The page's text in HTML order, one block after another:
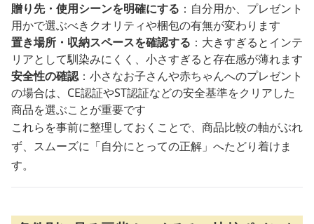
贈り先・使用シーンを明確にする ：自分用か、プレゼント
用かで選ぶべきクオリティや梱包の有無が変わります
置き場所・収納スペースを確認する ：大きすぎるとインテ
リアとして馴染みにくく、小さすぎると存在感が薄れます
安全性の確認：小さなお子さんや赤ちゃんへのプレゼント
の場合は、CE認証やST認証などの安全基準をクリアした
商品を選ぶことが重要です
これらを事前に整理しておくことで、商品比較の軸がぶれ
ず、スムーズに「自分にとっての正解」へたどり着けま
す。